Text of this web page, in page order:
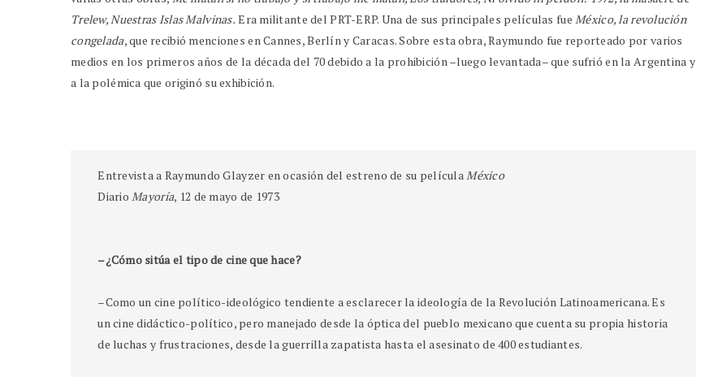
Trelew, Nuestras Islas Malvinas. Era militante del PRT-ERP. Una de sus principales películas fueMéxico, la revolución
congelada, que recibió menciones en Cannes, Berlín y Caracas. Sobre esta obra, Raymundo fue reporteado por varios
medios en los primeros años de la década del 70 debido a la prohibición –luego levantada– que sufrió en la Argentina y
a la polémica que originó su exhibición.
Entrevista a Raymundo Glayzer en ocasión del estreno de su película México
Diario Mayoría, 12 de mayo de 1973
–¿Cómo sitúa el tipo de cine que hace?
–Como un cine político-ideológico tendiente a esclarecer la ideología de la Revolución Latinoamericana. Es
un cine didáctico-político, pero manejado desde la óptica del pueblo mexicano que cuenta su propia historia
de luchas y frustraciones, desde la guerrilla zapatista hasta el asesinato de 400 estudiantes.